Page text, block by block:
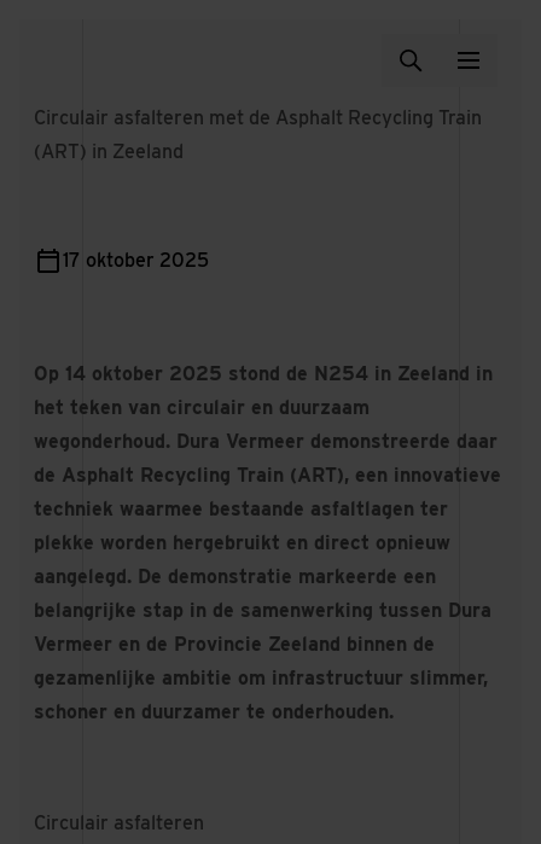
Circulair asfalteren met de Asphalt Recycling Train
(ART) in Zeeland
17 oktober 2025
Op 14 oktober 2025 stond de N254 in Zeeland in
het teken van circulair en duurzaam
wegonderhoud. Dura Vermeer demonstreerde daar
de Asphalt Recycling Train (ART), een innovatieve
techniek waarmee bestaande asfaltlagen ter
plekke worden hergebruikt en direct opnieuw
aangelegd. De demonstratie markeerde een
belangrijke stap in de samenwerking tussen Dura
Vermeer en de Provincie Zeeland binnen de
gezamenlijke ambitie om infrastructuur slimmer,
schoner en duurzamer te onderhouden.
Circulair asfalteren